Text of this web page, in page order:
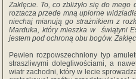
Zaklęcie. To, co zbliżyło się do mego
roztacza przede mną upiorne
niechaj mianują go strażnikiem z
Marduka, który mieszka w świątyni
jestem pod ochroną obu bogów.
Pewien rozpowszechniony typ
straszliwymi dolegliwościami, a
wiatr zachodni, który w lecie